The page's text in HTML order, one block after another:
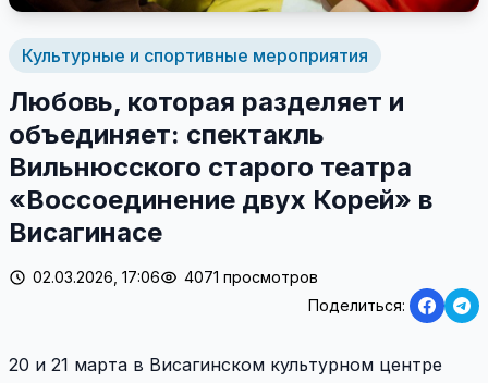
Культурные и спортивные мероприятия
Любовь, которая разделяет и
объединяет: спектакль
Вильнюсского старого театра
«Воссоединение двух Корей» в
Висагинасе
02.03.2026, 17:06
4071 просмотров
Поделиться:
20 и 21 марта в Висагинском культурном центре